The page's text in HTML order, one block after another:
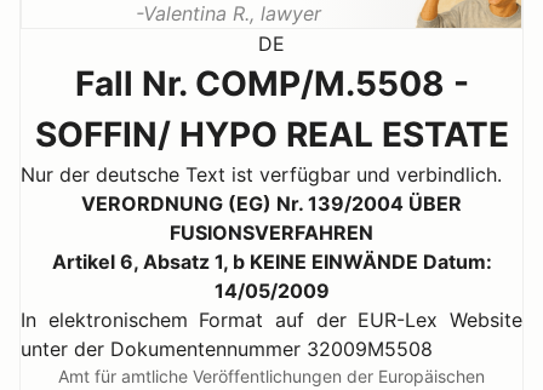
Valentina R., lawyer
DE
Fall Nr. COMP/M.5508 -
SOFFIN/ HYPO REAL ESTATE
Nur der deutsche Text ist verfügbar und verbindlich.
VERORDNUNG (EG) Nr. 139/2004 ÜBER
FUSIONSVERFAHREN
Artikel 6, Absatz 1, b KEINE EINWÄNDE Datum:
14/05/2009
In elektronischem Format auf der EUR-Lex Website
unter der Dokumentennummer 32009M5508
Amt für amtliche Veröffentlichungen der Europäischen